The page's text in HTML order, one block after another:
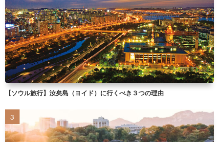
【ソウル旅行】汝矣島（ヨイド）に行くべき３つの理由